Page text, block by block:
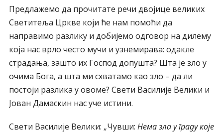
Предлажемо да прочитате речи двојице великих
Светитеља Цркве који ће нам помоћи да
направимо разлику и добијемо одговор на дилему
која нас врло често мучи и узнемирава: одакле
страдања, зашто их Господ допушта? Шта је зло у
очима Бога, а шта ми схватамо као зло – да ли
постоји разлика у овоме? Свети Василије Велики и
Јован Дамаскин нас уче истини.
Свети Василије Велики: „Чувши: Нема зла у граду које